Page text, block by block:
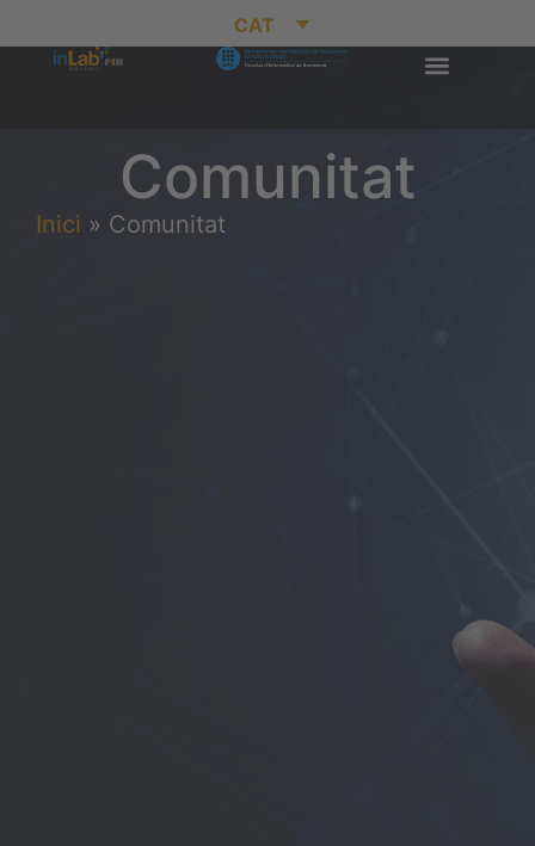
CAT
Comunitat
Inici » Comunitat